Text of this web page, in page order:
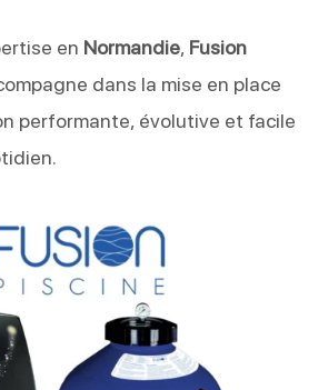
en Normandie, Fusion
dans la mise en place
performante, évolutive et facile